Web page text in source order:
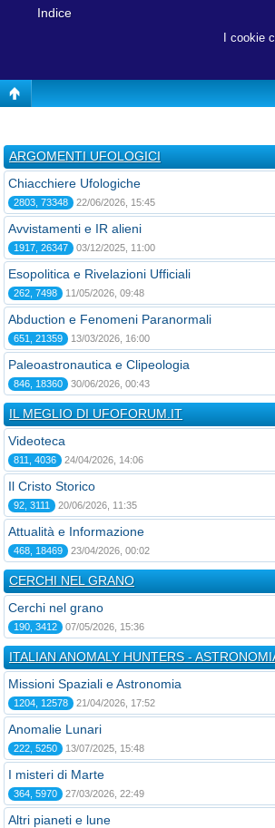
I cookie
Indice
ARGOMENTI UFOLOGICI
Chiacchiere Ufologiche
2803, 73348 22/06/2026, 15:45
Avvistamenti e IR alieni
1917, 26347 03/12/2025, 11:00
Esopolitica e Rivelazioni Ufficiali
262, 7498 11/05/2026, 09:48
Abduction e Fenomeni Paranormali
651, 21359 13/03/2026, 16:00
Paleoastronautica e Clipeologia
846, 18360 30/06/2026, 00:43
IL MEGLIO DI UFOFORUM.IT
Videoteca
811, 4036 24/04/2026, 14:06
Il Cristo Storico
92, 3111 20/06/2026, 11:35
Attualità e Informazione
468, 18469 23/04/2026, 00:02
CERCHI NEL GRANO
Cerchi nel grano
190, 3412 07/05/2026, 15:36
ITALIAN ANOMALY HUNTERS -
Missioni Spaziali e Astronomia
1204, 12578 21/04/2026, 17:52
Anomalie Lunari
222, 5250 13/07/2025, 15:48
I misteri di Marte
364, 5970 27/03/2026, 22:49
Altri pianeti e lune